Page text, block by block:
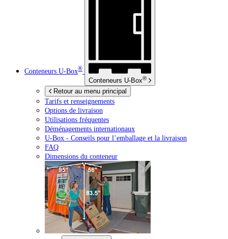
Conteneurs U-Box®
Conteneurs U-Box®
Retour au menu principal
Tarifs et renseignements
Options de livraison
Utilisations fréquentes
Déménagements internationaux
U-Box - Conseils pour l’emballage et la livraison
FAQ
Dimensions du conteneur